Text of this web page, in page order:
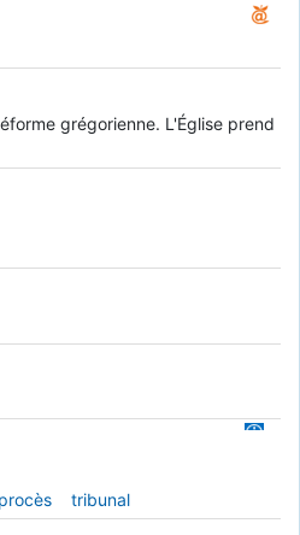
grégorienne. L'Église prend
procès
tribunal